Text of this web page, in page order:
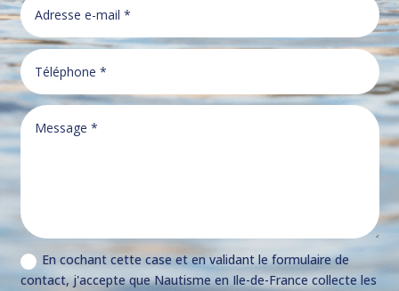
En cochant cette case et en validant le formulaire de
contact, j'accepte que Nautisme en Ile-de-France collecte les